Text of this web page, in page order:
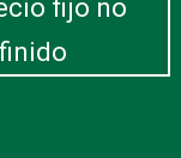
fijo no